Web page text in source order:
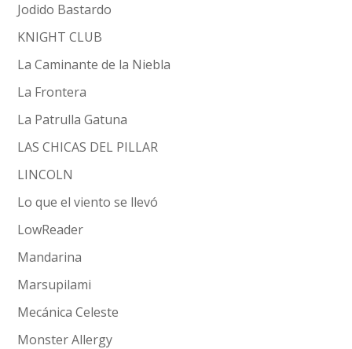
Jodido Bastardo
KNIGHT CLUB
La Caminante de la Niebla
La Frontera
La Patrulla Gatuna
LAS CHICAS DEL PILLAR
LINCOLN
Lo que el viento se llevó
LowReader
Mandarina
Marsupilami
Mecánica Celeste
Monster Allergy